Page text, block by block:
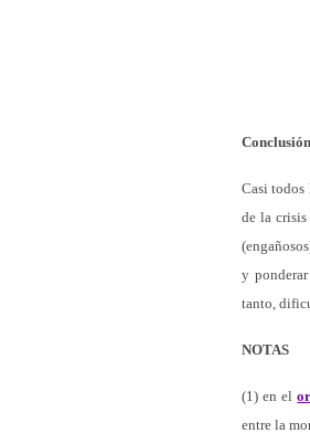
Conclusión
Casi todos
de la
y
tanto,
NOTAS
(1) en el
entre la